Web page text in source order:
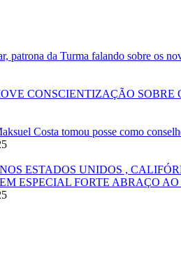
patrona da Turma falando sobre os
CONSCIENTIZAÇÃO
Costa tomou posse como
ESTADOS UNIDOS ,
ESPECIAL FORTE ABRAÇO